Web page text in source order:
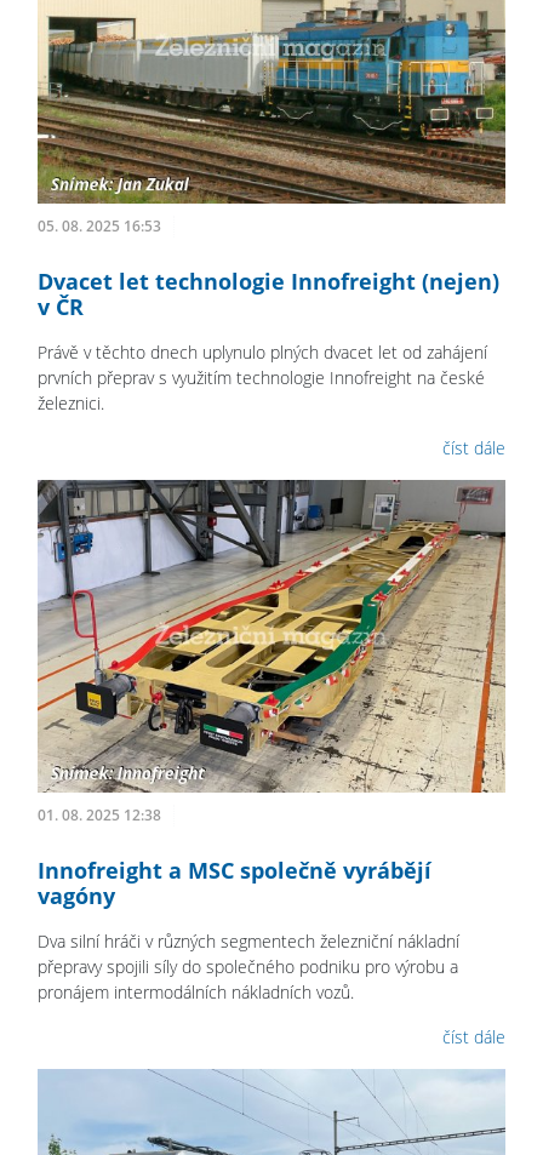
05. 08. 2025 16:53
Dvacet let technologie Innofreight (nejen)
v ČR
Právě v těchto dnech uplynulo plných dvacet let od zahájení
prvních přeprav s využitím technologie Innofreight na české
železnici.
číst dále
01. 08. 2025 12:38
Innofreight a MSC společně vyrábějí
vagóny
Dva silní hráči v různých segmentech železniční nákladní
přepravy spojili síly do společného podniku pro výrobu a
pronájem intermodálních nákladních vozů.
číst dále